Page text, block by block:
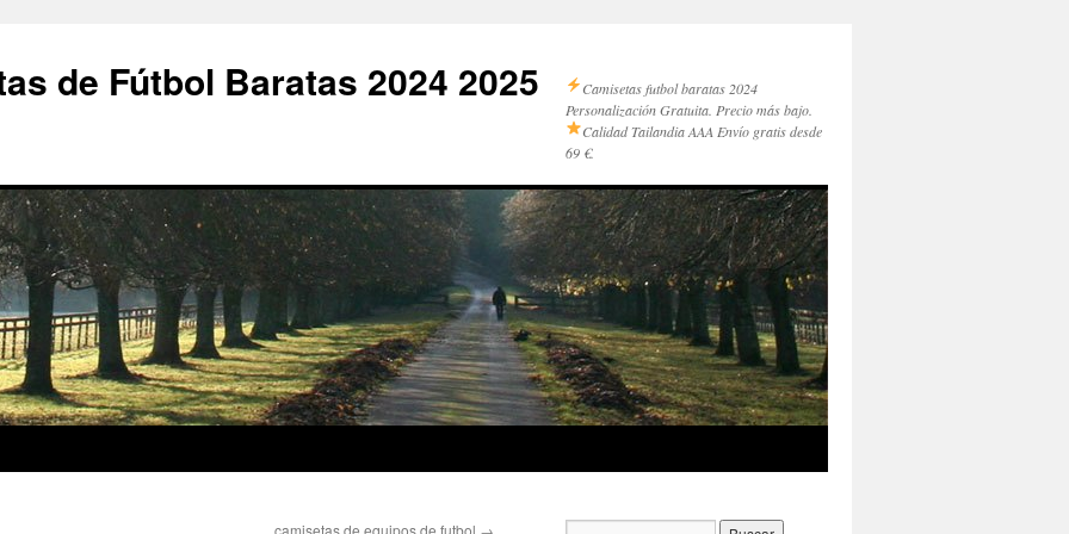
de Fútbol Baratas 2024 2025
Camisetas futbol baratas 2024
Personalización Gratuita. Precio más bajo.
Calidad Tailandia AAA Envío gratis desde
69 €.
camisetas de equipos de futbol →